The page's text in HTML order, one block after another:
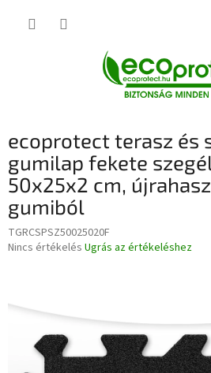
ecoprotect terasz és
gumilap fekete
50x25x2 cm,
gumiból
TGRCSPSZ50025020F
A
5-
csillag.
Nincs értékelés Ugrás az értékeléshez